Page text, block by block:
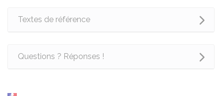
Textes de référence
Questions ? Réponses !